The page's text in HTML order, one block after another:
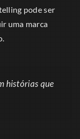
pode ser
uma marca
histórias que